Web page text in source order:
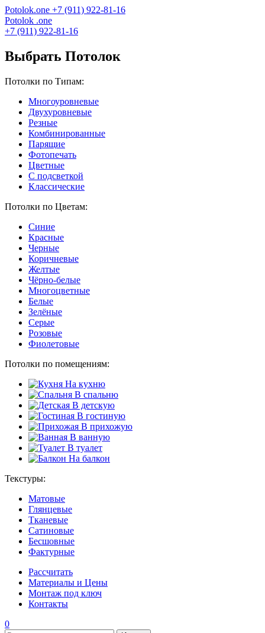
Potolok.one +7 (911) 922-81-16
Potolok .one
+7 (911) 922-81-16
Выбрать Потолок
Потолки по Типам:
Многоуровневые
Двухуровневые
Резные
Комбинированные
Парящие
Фотопечать
Цветные
С подсветкой
Классические
Потолки по Цветам:
Синие
Красные
Черные
Коричневые
Желтые
Чёрно-белые
Многоцветные
Белые
Зелёные
Серые
Розовые
Фиолетовые
Потолки по помещениям:
На кухню
В спальню
В детскую
В гостиную
В прихожую
В ванную
В туалет
На балкон
Текстуры:
Матовые
Глянцевые
Тканевые
Сатиновые
Бесшовные
Фактурные
Рассчитать
Материалы и Цены
Монтаж под ключ
Контакты
0